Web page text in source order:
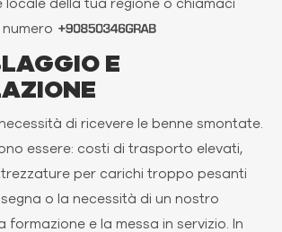
della tua regione o chiamaci
E
di ricevere le benne smontate.
essere: costi di trasporto elevati,
per carichi troppo pesanti
o la necessità di un nostro
formazione e la messa in servizio. In